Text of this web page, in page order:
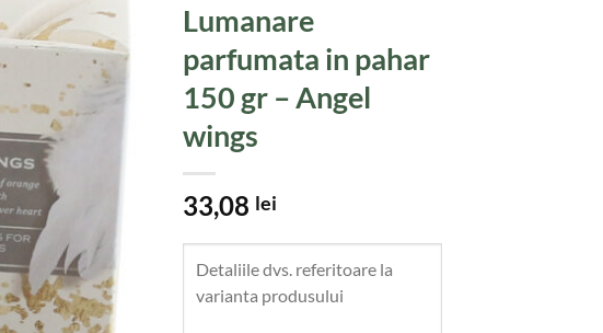
Lumanare
parfumata in pahar
150 gr – Angel
wings
33,08 lei